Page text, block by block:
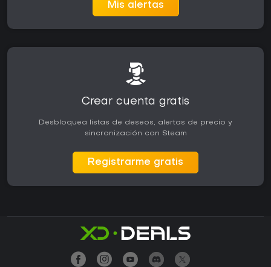
Mis alertas
Crear cuenta gratis
Desbloquea listas de deseos, alertas de precio y
sincronización con Steam
Registrarme gratis